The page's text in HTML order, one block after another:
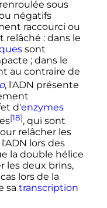
sous
négatifs
raccourci ou
relâché : dans le
sont
; dans le
au contraire de
, l'ADN présente
d'enzymes
[18], qui sont
relâcher les
lors des
la double hélice
les deux brins,
lors de la
sa transcription